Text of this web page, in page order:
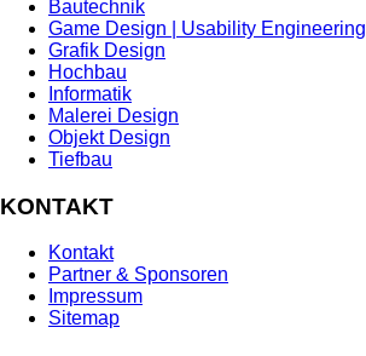
Bautechnik
Game Design | Usability Engineering
Grafik Design
Hochbau
Informatik
Malerei Design
Objekt Design
Tiefbau
KONTAKT
Kontakt
Partner & Sponsoren
Impressum
Sitemap